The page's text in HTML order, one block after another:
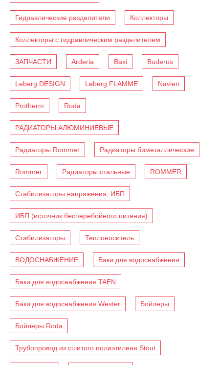
Гидравлические разделители Коллекторы
Коллекторы с гидравлическим разделителем
ЗАПЧАСТИ Arderia Baxi Buderus
Leberg DESIGN Leberg FLAMME Navien
Protherm Roda
РАДИАТОРЫ АЛЮМИНИЕВЫЕ
Радиаторы Rommer Радиаторы биметаллические
Rommer Радиаторы стальные ROMMER
Стабилизаторы напряжения, ИБП
ИБП (источник бесперебойного питания)
Стабилизаторы Теплоноситель
ВОДОСНАБЖЕНИЕ Баки для водоснабжения
Баки для водоснабжения TAEN
Баки для водоснабжения Wester Бойлеры
Бойлеры Roda
Трубопровод из сшитого полиэтилена Stout